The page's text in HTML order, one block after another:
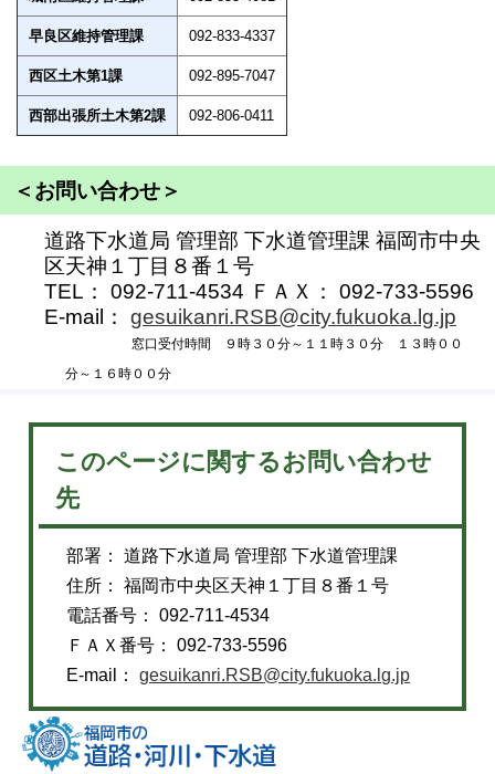
早良区維持管理課 092-833-4337
西区土木第1課 092-895-7047
西部出張所土木第2課 092-806-0411
＜お問い合わせ＞
道路下水道局 管理部 下水道管理課 福岡市中央
区天神１丁目８番１号
TEL： 092-711-4534 ＦＡＸ： 092-733-5596
E-mail： gesuikanri.RSB@city.fukuoka.lg.jp
窓口受付時間 ９時３０分～１１時３０分 １３時００
分～１６時００分
このページに関するお問い合わせ
先
部署： 道路下水道局 管理部 下水道管理課
住所： 福岡市中央区天神１丁目８番１号
電話番号： 092-711-4534
ＦＡＸ番号： 092-733-5596
E-mail：gesuikanri.RSB@city.fukuoka.lg.jp